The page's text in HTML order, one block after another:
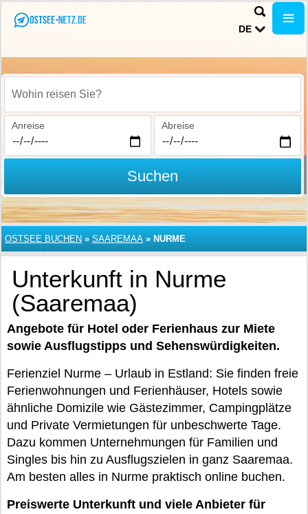
DE
Wohin reisen Sie?
Anreise Abreise
Suchen
OSTSEE BUCHEN » SAAREMAA » NURME
Unterkunft in Nurme
(Saaremaa)
Angebote für Hotel oder Ferienhaus zur Miete
sowie Ausflugstipps und Sehenswürdigkeiten.
Ferienziel Nurme – Urlaub in Estland: Sie finden freie
Ferienwohnungen und Ferienhäuser, Hotels sowie
ähnliche Domizile wie Gästezimmer, Campingplätze
und Private Vermietungen für unbeschwerte Tage.
Dazu kommen Unternehmungen für Familien und
Singles bis hin zu Ausflugszielen in ganz Saaremaa.
Am besten alles in Nurme praktisch online buchen.
Preiswerte Unterkunft und viele Anbieter für